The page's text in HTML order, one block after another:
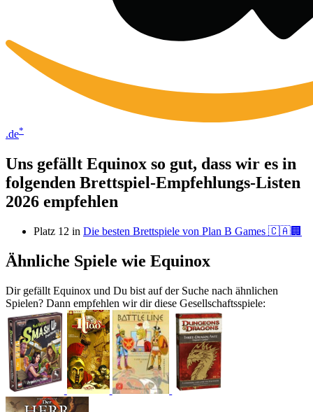
.de*
Uns gefällt Equinox so gut, dass wir es in
folgenden Brettspiel-Empfehlungs-Listen
2026 empfehlen
Platz 12 in Die besten Brettspiele von Plan B Games 🇨🇦🏢
Ähnliche Spiele wie Equinox
Dir gefällt Equinox und Du bist auf der Suche nach ähnlichen
Spielen? Dann empfehlen wir dir diese Gesellschaftsspiele: